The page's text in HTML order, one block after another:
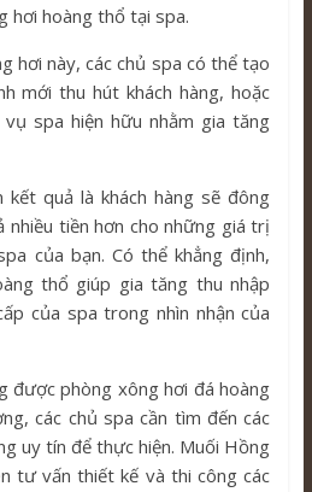
hơi hoàng thổ tại spa.
hơi này, các chủ spa có thể tạo
mới thu hút khách hàng, hoặc
spa hiện hữu nhằm gia tăng
quả là khách hàng sẽ đông
nhiều tiền hơn cho những giá trị
của bạn. Có thể khẳng định,
thổ giúp gia tăng thu nhập
của spa trong nhìn nhận của
được phòng xông hơi đá hoàng
các chủ spa cần tìm đến các
uy tín để thực hiện. Muối Hồng
tư vấn thiết kế và thi công các